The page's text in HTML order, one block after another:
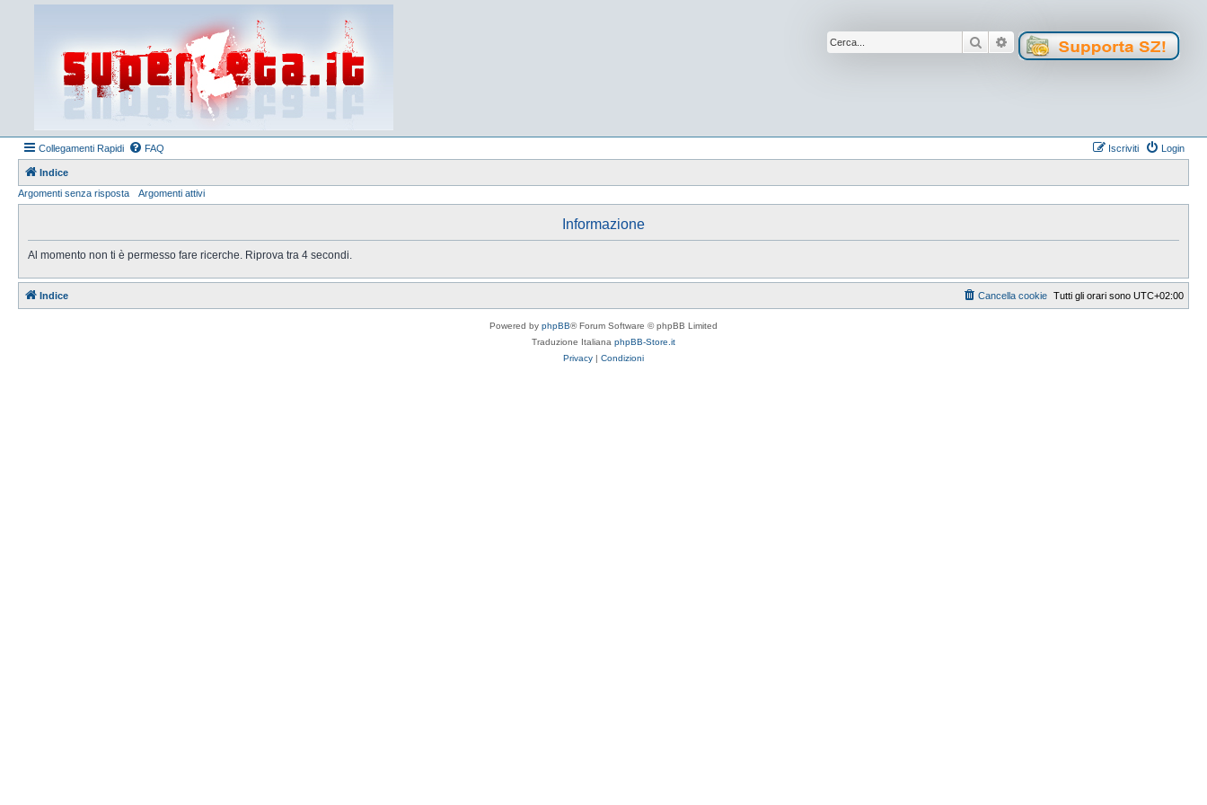
Cerca Ricerca avanzata
Collegamenti Rapidi FAQ Login
Iscriviti
Indice
Argomenti senza risposta
Argomenti attivi
Informazione
Al momento non ti è permesso fare ricerche. Riprova tra 4 secondi.
Indice Tutti gli orari sono UTC+02:00
Cancella cookie
Powered by phpBB® Forum Software © phpBB Limited
Traduzione Italiana phpBB-Store.it
Privacy | Condizioni